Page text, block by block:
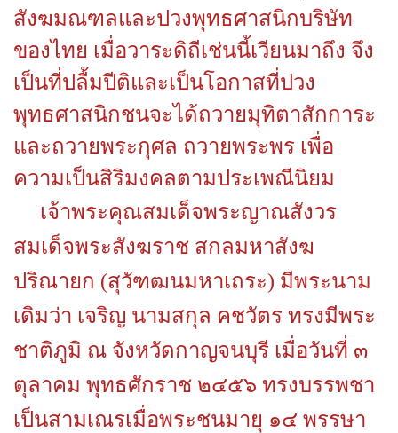
สังฆมณฑลและปวงพุทธศาสนิกบริษัท
ของไทย เมื่อวาระดิถีเช่นนี้เวียนมาถึง จึง
เป็นที่ปลื้มปีติและเป็นโอกาสที่ปวง
พุทธศาสนิกชนจะได้ถวายมุทิตาสักการะ
และถวายพระกุศล ถวายพระพร เพื่อ
ความเป็นสิริมงคลตามประเพณีนิยม
เจ้าพระคุณสมเด็จพระญาณสังวร
สมเด็จพระสังฆราช สกลมหาสังฆ
ปริณายก (สุวัฑฒนมหาเถระ) มีพระนาม
เดิมว่า เจริญ นามสกุล คชวัตร ทรงมีพระ
ชาติภูมิ ณ จังหวัดกาญจนบุรี เมื่อวันที่ ๓
ตุลาคม พุทธศักราช ๒๔๕๖ ทรงบรรพชา
เป็นสามเณรเมื่อพระชนมายุ ๑๔ พรรษา